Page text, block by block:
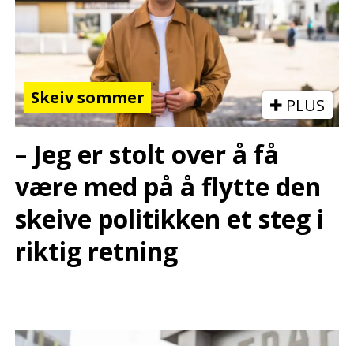
Skeiv sommer PLUS
– Jeg er stolt over å få
være med på å flytte den
skeive politikken et steg i
riktig retning